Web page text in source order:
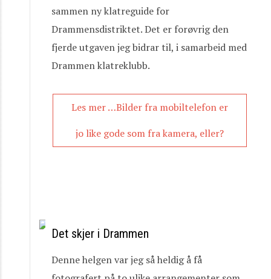
sammen ny klatreguide for
Drammensdistriktet. Det er forøvrig den
fjerde utgaven jeg bidrar til, i samarbeid med
Drammen klatreklubb.
Les mer …Bilder fra mobiltelefon er
jo like gode som fra kamera, eller?
Det skjer i Drammen
Denne helgen var jeg så heldig å få